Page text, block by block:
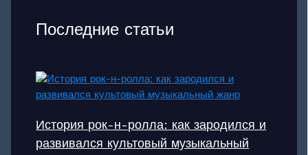
Последние статьи
История рок-н-ролла: как зародился и
развивался культовый музыкальный